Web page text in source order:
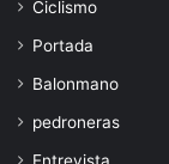
Ciclismo
Portada
Balonmano
pedroneras